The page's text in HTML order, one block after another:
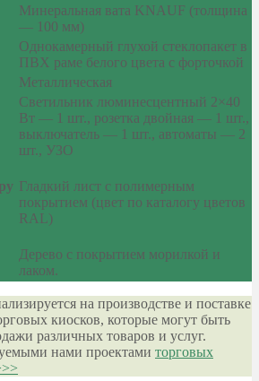
Минеральная вата KNAUF (толщина
— 100 мм)
Однокамерный глухой стеклопакет в
ПВХ раме белого цвета с форточкой
Металлическая
Светильник люминесцентный 2×40
Вт — 1 шт., розетка двойная — 1 шт.,
выключатель — 1 шт., автоматы — 2
шт., УЗО
Гладкий лист с полимерным
покрытием (цвет по каталогу цветов
RAL)
Дерево с покрытием морилкой и
лаком.
на производстве и поставке
киосков, которые могут быть
различных товаров и услуг.
нами проектами торговых